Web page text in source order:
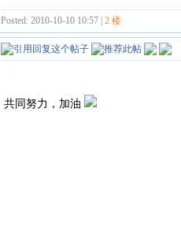
Posted: 2010-10-10 10:57 | 2 楼
共同努力，加油